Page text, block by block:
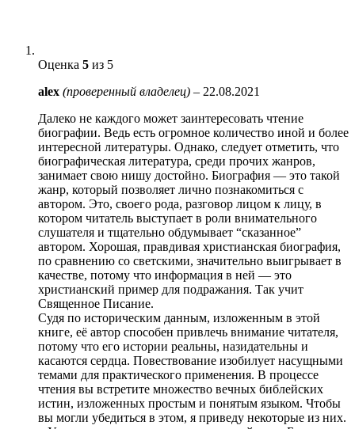
Оценка 5 из 5
alex (проверенный владелец) – 22.08.2021
Далеко не каждого может заинтересовать чтение
биографии. Ведь есть огромное количество иной и более
интересной литературы. Однако, следует отметить, что
биографическая литература, среди прочих жанров,
занимает свою нишу достойно. Биография — это такой
жанр, который позволяет лично познакомиться с
автором. Это, своего рода, разговор лицом к лицу, в
котором читатель выступает в роли внимательного
слушателя и тщательно обдумывает “сказанное”
автором. Хорошая, правдивая христианская биография,
по сравнению со светскими, значительно выигрывает в
качестве, потому что информация в ней — это
христианский пример для подражания. Так учит
Священное Писание.
Судя по историческим данным, изложенным в этой
книге, её автор способен привлечь внимание читателя,
потому что его истории реальны, назидательны и
касаются сердца. Повествование изобилует насущными
темами для практического применения. В процессе
чтения вы встретите множество вечных библейских
истин, изложенных простым и понятым языком. Чтобы
вы могли убедиться в этом, я приведу некоторые из них.